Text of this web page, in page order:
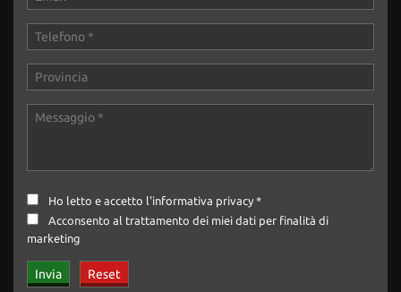
Ho letto e accetto l'informativa privacy *
Acconsento al trattamento dei miei dati per finalità di
marketing